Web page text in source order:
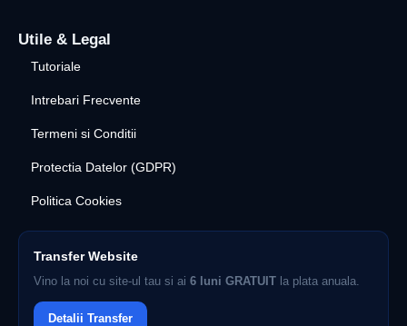
Utile & Legal
Tutoriale
Intrebari Frecvente
Termeni si Conditii
Protectia Datelor (GDPR)
Politica Cookies
Transfer Website
Vino la noi cu site-ul tau si ai 6 luni GRATUIT la plata anuala.
Detalii Transfer